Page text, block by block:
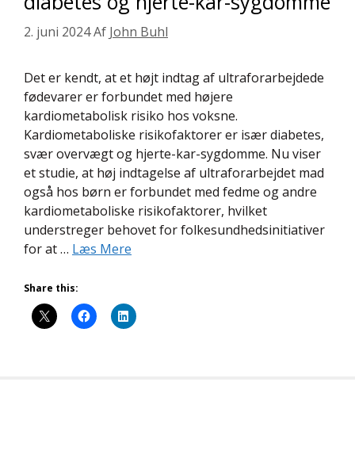
2. juni 2024Af John Buhl
Det er kendt, at et højt indtag af ultraforarbejdede
fødevarer er forbundet med højere
kardiometabolisk risiko hos voksne.
Kardiometaboliske risikofaktorer er især diabetes,
svær overvægt og hjerte-kar-sygdomme. Nu viser
et studie, at høj indtagelse af ultraforarbejdet mad
også hos børn er forbundet med fedme og andre
kardiometaboliske risikofaktorer, hvilket
understreger behovet for folkesundhedsinitiativer
for at … Læs Mere
Share this: